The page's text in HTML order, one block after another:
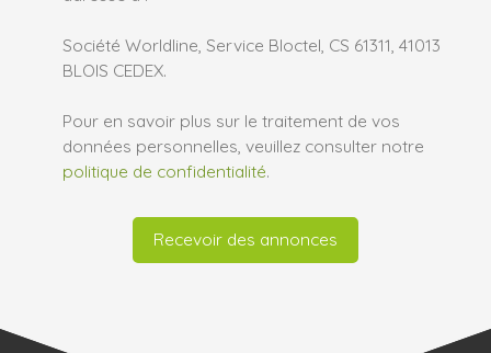
Société Worldline, Service Bloctel, CS 61311, 41013
BLOIS CEDEX.
Pour en savoir plus sur le traitement de vos
données personnelles, veuillez consulter notre
politique de confidentialité.
Recevoir des annonces